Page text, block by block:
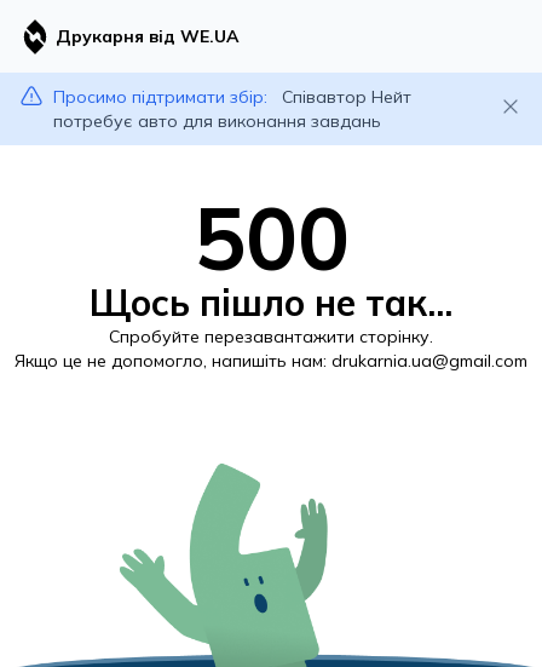
Друкарня від WE.UA
Просимо підтримати збір:
Співавтор Нейт
потребує авто для виконання завдань
500
Щось пішло не так...
Спробуйте перезавантажити сторінку.
Якщо це не допомогло, напишіть нам: drukarnia.ua@gmail.com